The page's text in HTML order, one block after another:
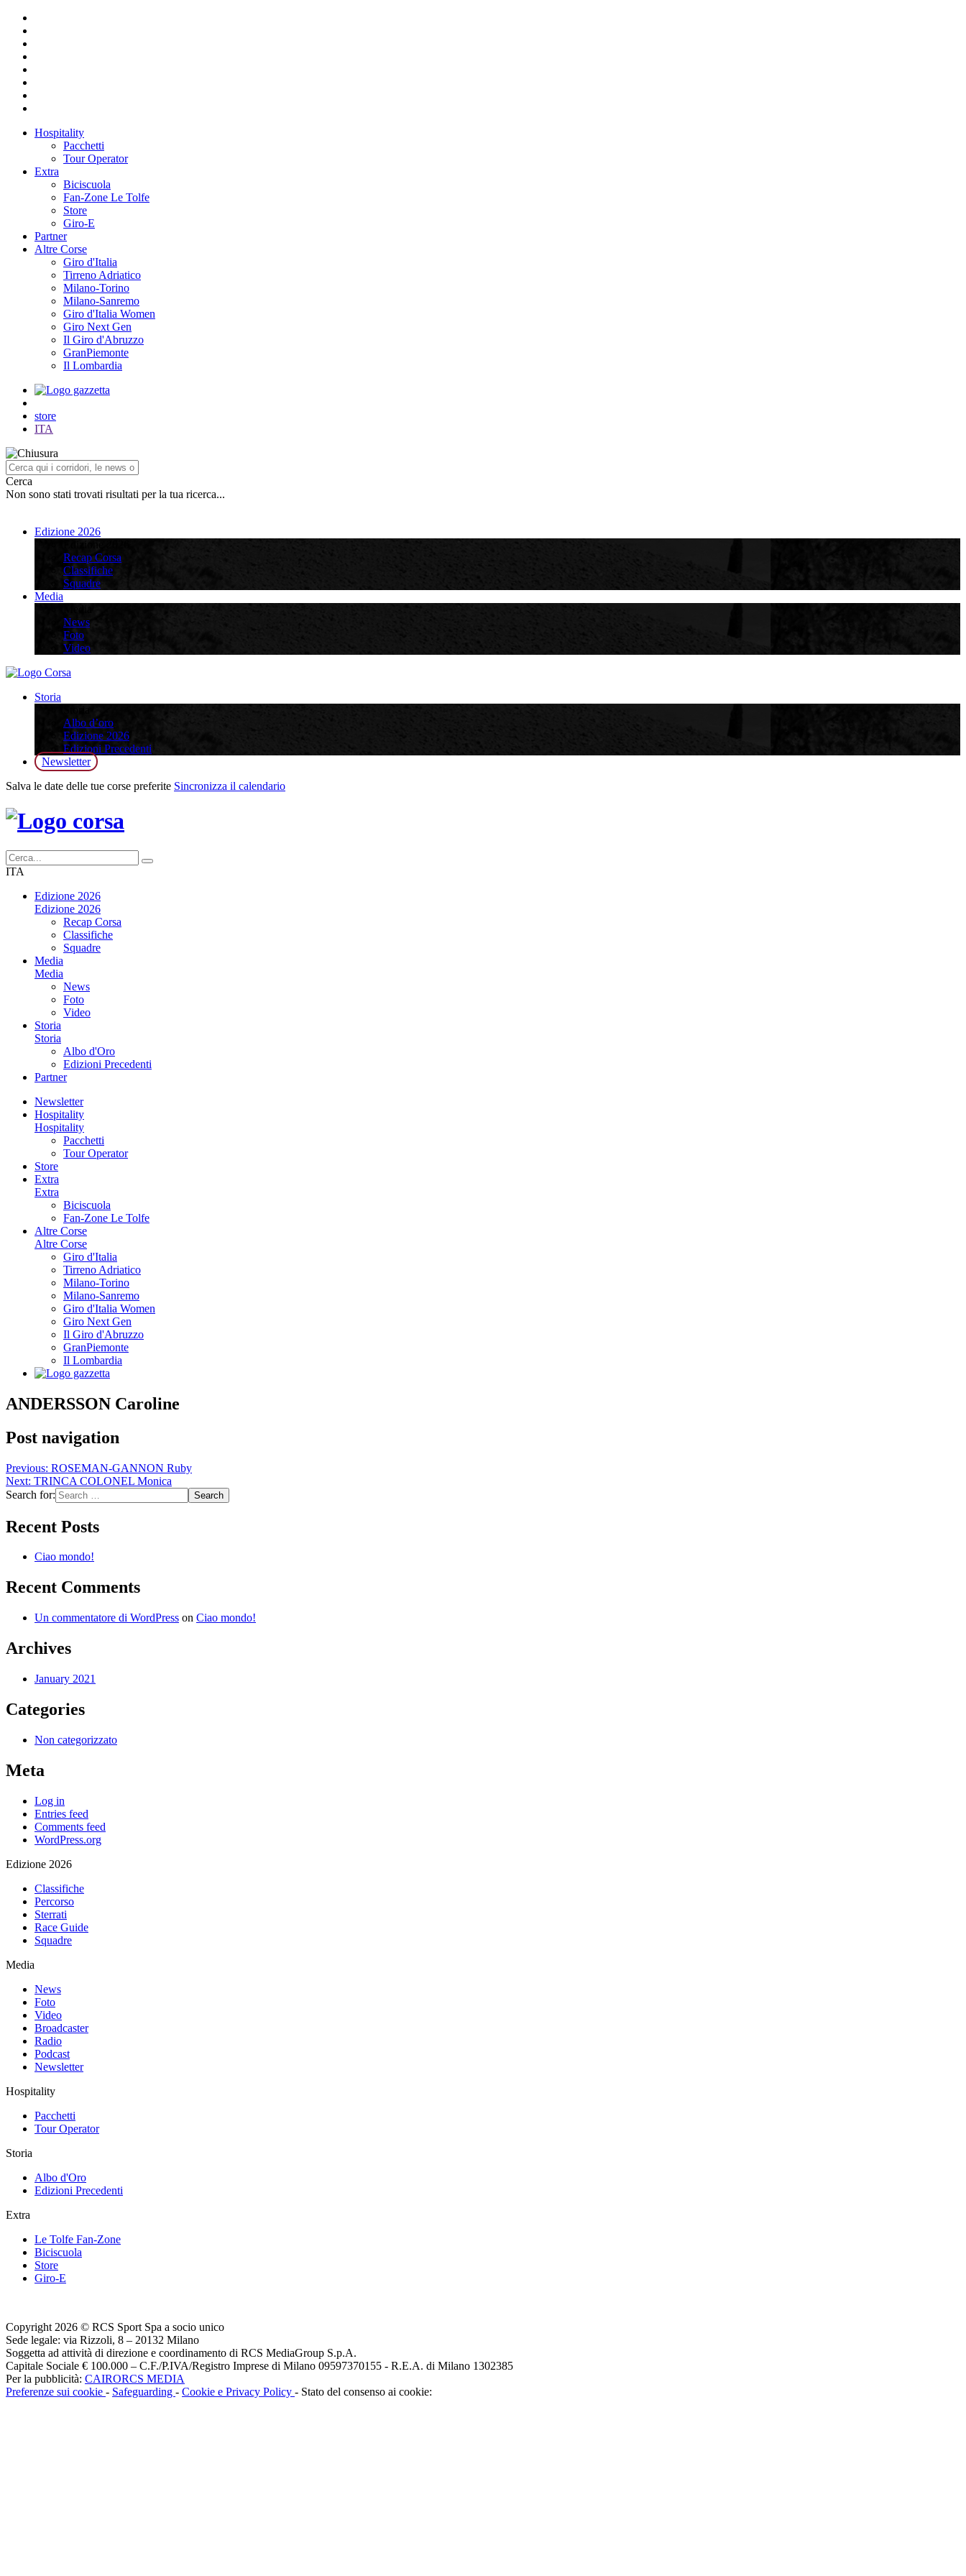
Hospitality
Pacchetti
Tour Operator
Extra
Biciscuola
Fan-Zone Le Tolfe
Store
Giro-E
Partner
Altre Corse
Giro d'Italia
Tirreno Adriatico
Milano-Torino
Milano-Sanremo
Giro d'Italia Women
Giro Next Gen
Il Giro d'Abruzzo
GranPiemonte
Il Lombardia
store
ITA
Cerca
Non sono stati trovati risultati per la tua ricerca...
Edizione 2026
Recap Corsa
Classifiche
Squadre
Media
News
Foto
Video
Storia
Albo d’oro
Edizione 2026
Edizioni Precedenti
Newsletter
Salva le date delle tue corse preferite Sincronizza il calendario
ITA
Edizione 2026
Edizione 2026
Recap Corsa
Classifiche
Squadre
Media
Media
News
Foto
Video
Storia
Storia
Albo d'Oro
Edizioni Precedenti
Partner
Newsletter
Hospitality
Hospitality
Pacchetti
Tour Operator
Store
Extra
Extra
Biciscuola
Fan-Zone Le Tolfe
Altre Corse
Altre Corse
Giro d'Italia
Tirreno Adriatico
Milano-Torino
Milano-Sanremo
Giro d'Italia Women
Giro Next Gen
Il Giro d'Abruzzo
GranPiemonte
Il Lombardia
ANDERSSON Caroline
Post navigation
Previous: ROSEMAN-GANNON Ruby
Next: TRINCA COLONEL Monica
Search for:
Recent Posts
Ciao mondo!
Recent Comments
Un commentatore di WordPress on Ciao mondo!
Archives
January 2021
Categories
Non categorizzato
Meta
Log in
Entries feed
Comments feed
WordPress.org
Edizione 2026
Classifiche
Percorso
Sterrati
Race Guide
Squadre
Media
News
Foto
Video
Broadcaster
Radio
Podcast
Newsletter
Hospitality
Pacchetti
Tour Operator
Storia
Albo d'Oro
Edizioni Precedenti
Extra
Le Tolfe Fan-Zone
Biciscuola
Store
Giro-E
Copyright 2026 © RCS Sport Spa a socio unico
Sede legale: via Rizzoli, 8 – 20132 Milano
Soggetta ad attività di direzione e coordinamento di RCS MediaGroup S.p.A.
Capitale Sociale € 100.000 – C.F./P.IVA/Registro Imprese di Milano 09597370155 - R.E.A. di Milano 1302385
Per la pubblicità: CAIRORCS MEDIA
Preferenze sui cookie - Safeguarding - Cookie e Privacy Policy - Stato del consenso ai cookie: